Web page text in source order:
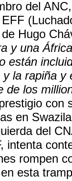
del
Hugo
y una
están
la rapiña y
de los
con
en
del
intenta
rompen
esta